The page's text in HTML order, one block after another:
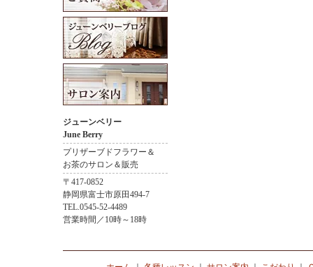
ジューンベリー
June Berry
プリザーブドフラワー＆
お茶のサロン＆販売
〒417-0852
静岡県富士市原田494-7
TEL.0545-52-4489
営業時間／10時～18時